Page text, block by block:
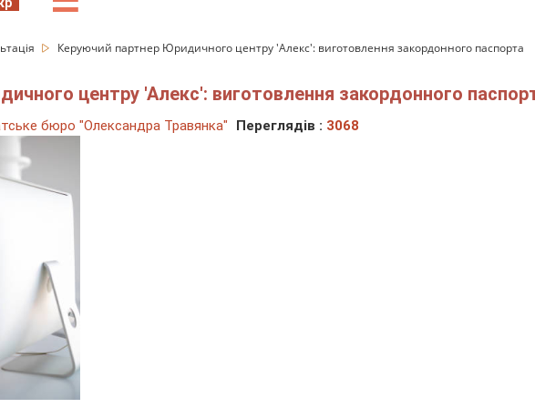
Керуючий партнер Юридичного центру 'Алекс': виготовлення закордонного паспорта
центру 'Алекс': виготовлення закордонного
бюро "Олександра Травянка" Переглядів : 3068